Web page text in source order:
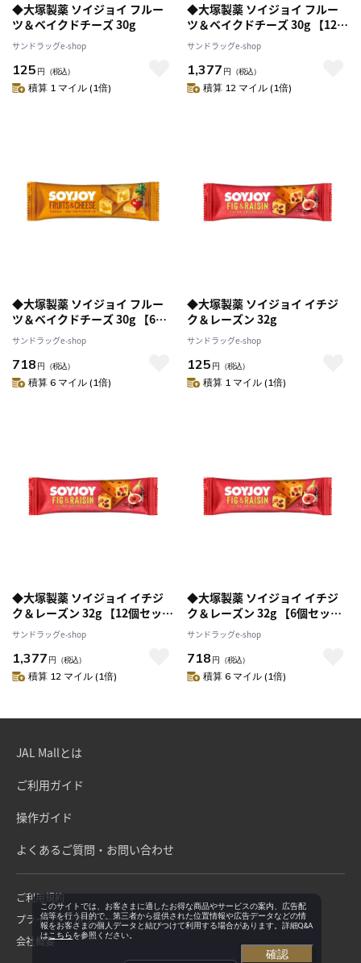
◆大塚製薬 ソイジョイ フルー
ツ＆ベイクドチーズ 30g
サンドラッグe-shop
125 円 （税込）
積算 1 マイル (1倍)
◆大塚製薬 ソイジョイ フルー
ツ＆ベイクドチーズ 30g 【12個
セット】
サンドラッグe-shop
1,377 円 （税込）
積算 12 マイル (1倍)
◆大塚製薬 ソイジョイ フルー
ツ＆ベイクドチーズ 30g 【6個
セット】
サンドラッグe-shop
718 円 （税込）
積算 6 マイル (1倍)
◆大塚製薬 ソイジョイ イチジ
ク＆レーズン 32g
サンドラッグe-shop
125 円 （税込）
積算 1 マイル (1倍)
◆大塚製薬 ソイジョイ イチジ
ク＆レーズン 32g 【12個セッ
ト】
サンドラッグe-shop
1,377 円 （税込）
積算 12 マイル (1倍)
◆大塚製薬 ソイジョイ イチジ
ク＆レーズン 32g 【6個セッ
ト】
サンドラッグe-shop
718 円 （税込）
積算 6 マイル (1倍)
JAL Mallとは
ご利用ガイド
操作ガイド
よくあるご質問・お問い合わせ
ご利用規約
プライバシーポリシー
会社概要
このサイトでは、お客さまに適したお得な商品やサービスの案内、広告配
信等を行う目的で、第三者から提供された位置情報や広告データなどの情
報をお客さまの個人データと結びつけて利用する場合があります。詳細Q&A
はこちらを参照ください。
確認